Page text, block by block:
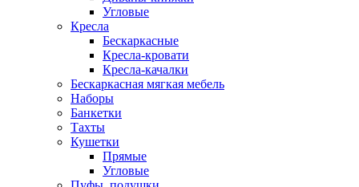
Угловые
Кресла
Бескаркасные
Кресла-кровати
Кресла-качалки
Бескаркасная мягкая мебель
Наборы
Банкетки
Тахты
Кушетки
Прямые
Угловые